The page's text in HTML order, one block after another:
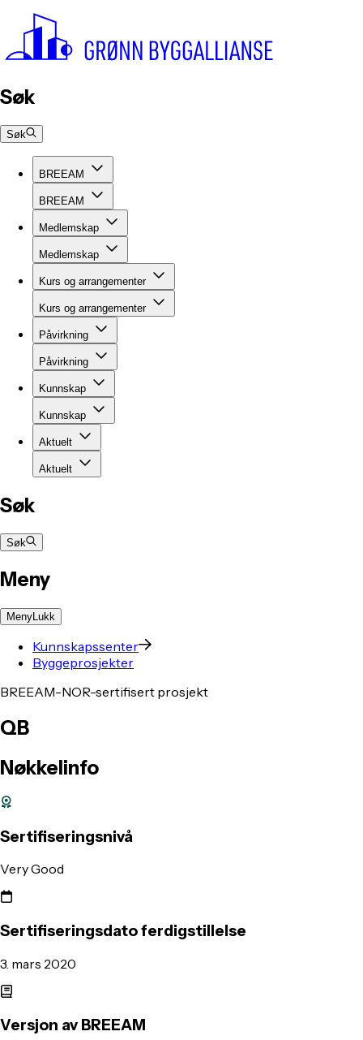
Søk
Søk
BREEAM
BREEAM
Medlemskap
Medlemskap
Kurs og arrangementer
Kurs og arrangementer
Påvirkning
Påvirkning
Kunnskap
Kunnskap
Aktuelt
Aktuelt
Søk
Søk
Meny
MenyLukk
Kunnskapssenter
Byggeprosjekter
BREEAM-NOR-sertifisert prosjekt
QB
Nøkkelinfo
Sertifiseringsnivå
Very Good
Sertifiseringsdato ferdigstillelse
3. mars 2020
Versjon av BREEAM